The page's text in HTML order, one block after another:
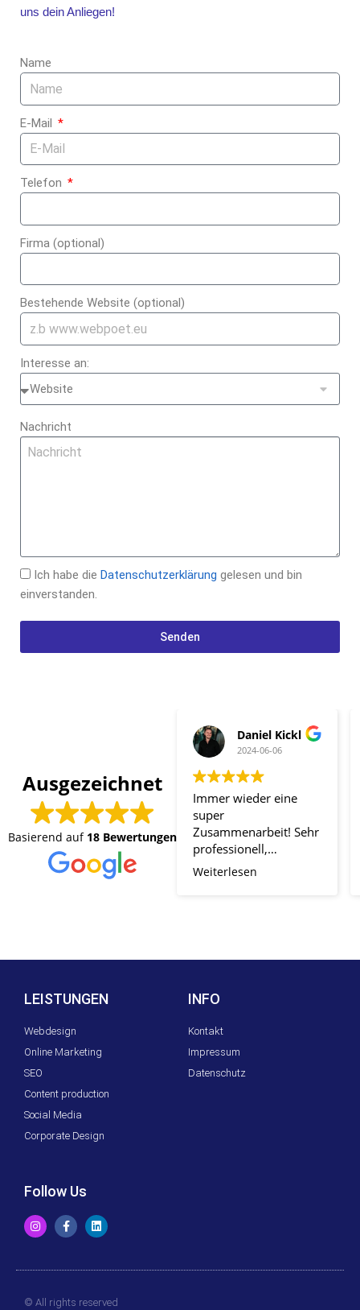
uns dein Anliegen!
Name
E-Mail
Telefon
Firma (optional)
Bestehende Website (optional)
Interesse an:
Nachricht
Ich habe die Datenschutzerklärung gelesen und bin
einverstanden.
Senden
Ausgezeichnet
Basierend auf 18 Bewertungen
Daniel Kickl
2024-06-06
Immer wieder eine
super
Zusammenarbeit! Sehr
professionell,
zuverlässig und
wärmstens
Weiterlesen
LEISTUNGEN
Webdesign
Online Marketing
SEO
Content production
Social Media
Corporate Design
INFO
Kontakt
Impressum
Datenschutz
Follow Us
© All rights reserved